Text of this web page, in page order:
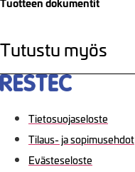
Tuotteen dokumentit
Tutustu myös
Tietosuojaseloste
Tilaus- ja sopimusehdot
Evästeseloste